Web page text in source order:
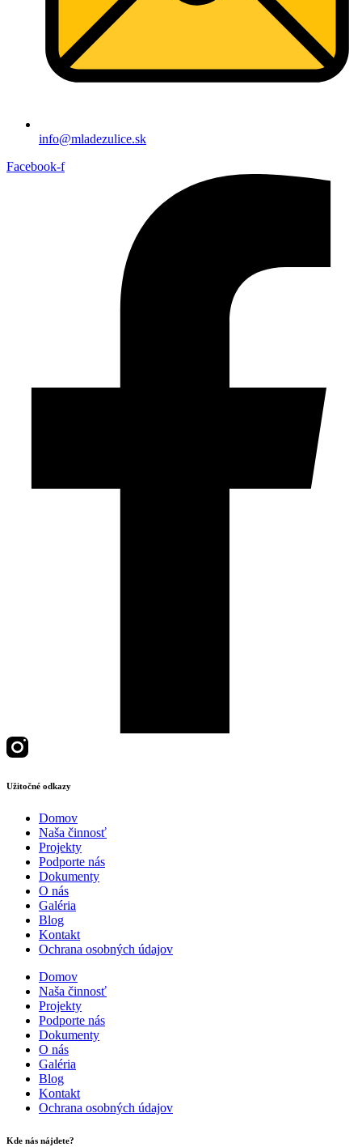
info@mladezulice.sk
Facebook-f
Užitočné odkazy
Domov
Naša činnosť
Projekty
Podporte nás
Dokumenty
O nás
Galéria
Blog
Kontakt
Ochrana osobných údajov
Domov
Naša činnosť
Projekty
Podporte nás
Dokumenty
O nás
Galéria
Blog
Kontakt
Ochrana osobných údajov
Kde nás nájdete?